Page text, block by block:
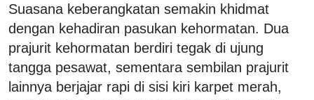
Suasana keberangkatan semakin khidmat
dengan kehadiran pasukan kehormatan. Dua
prajurit kehormatan berdiri tegak di ujung
tangga pesawat, sementara sembilan prajurit
lainnya berjajar rapi di sisi kiri karpet merah,